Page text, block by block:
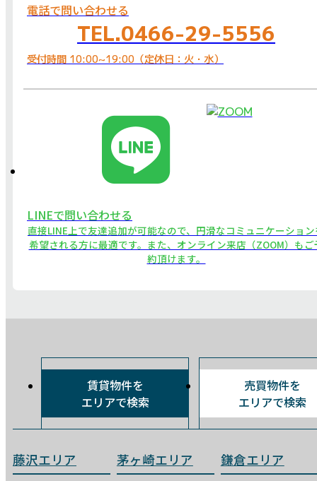
電話で問い合わせる
TEL.0466-29-5556
受付時間 10:00~19:00（定休日：火・水）
LINEで問い合わせる
直接LINE上で友達追加が可能なので、円滑なコミュニケーショ
希望される方に最適です。また、オンライン来店（ZOOM）もご
約頂けます。
賃貸物件を
エリアで検索
売買物件を
エリアで検索
藤沢エリア 茅ヶ崎エリア 鎌倉エリア